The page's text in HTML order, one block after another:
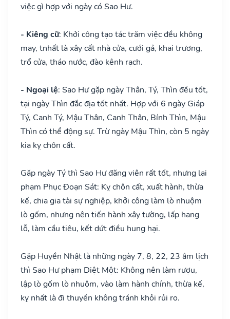
việc gì hợp với ngày có Sao Hư.
- Kiêng cữ: Khởi công tạo tác trăm việc đều không
may, tnhất là xây cất nhà cửa, cưới gả, khai trương,
trổ cửa, tháo nước, đào kênh rạch.
- Ngoại lệ: Sao Hư gặp ngày Thân, Tý, Thìn đều tốt,
tại ngày Thìn đắc địa tốt nhất. Hợp với 6 ngày Giáp
Tý, Canh Tý, Mậu Thân, Canh Thân, Bính Thìn, Mậu
Thìn có thể động sự. Trừ ngày Mậu Thìn, còn 5 ngày
kia kỵ chôn cất.
Gặp ngày Tý thì Sao Hư đăng viên rất tốt, nhưng lại
phạm Phục Đoạn Sát: Kỵ chôn cất, xuất hành, thừa
kế, chia gia tài sự nghiệp, khởi công làm lò nhuộm
lò gốm, nhưng nên tiến hành xây tường, lấp hang
lỗ, làm cầu tiêu, kết dứt điều hung hại.
Gặp Huyền Nhật là những ngày 7, 8, 22, 23 âm lịch
thì Sao Hư phạm Diệt Một: Không nên làm rượu,
lập lò gốm lò nhuộm, vào làm hành chính, thừa kế,
kỵ nhất là đi thuyền không tránh khỏi rủi ro.